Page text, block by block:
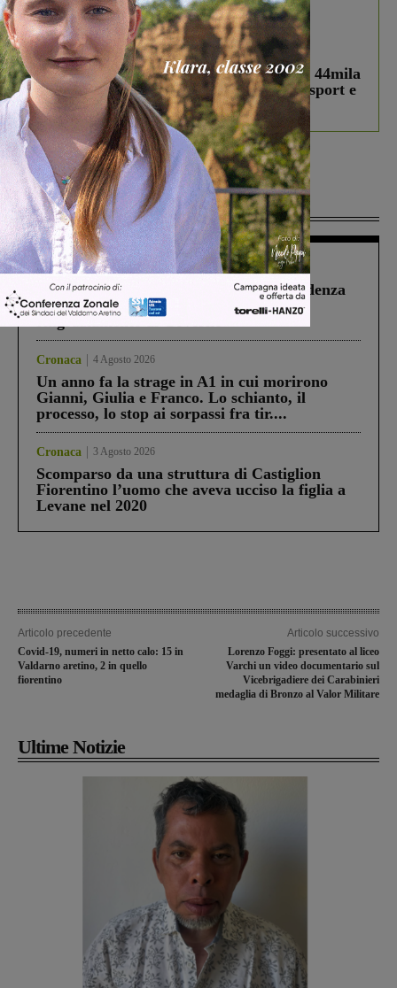
In vetrina 3 Agosto 2026
Estra Notizie agosto: Smart Cities, oltre 44mila
studenti coinvolti, torna il bando per lo sport e
debutta il podcast Estrair
Più lette
Figline Incisa Valdarno 1 Agosto 2026
Piscina di Figline finanziata oltre la scadenza
Pnrr, il gruppo di Fratelli d’Italia: “Un
ringraziamento al Governo”
Cronaca 4 Agosto 2026
Un anno fa la strage in A1 in cui morirono
Gianni, Giulia e Franco. Lo schianto, il
processo, lo stop ai sorpassi fra tir....
Cronaca 3 Agosto 2026
Scomparso da una struttura di Castiglion
Fiorentino l’uomo che aveva ucciso la figlia a
Levane nel 2020
Articolo precedente
Covid-19, numeri in netto calo: 15 in
Valdarno aretino, 2 in quello
fiorentino
Articolo successivo
Lorenzo Foggi: presentato al liceo
Varchi un video documentario sul
Vicebrigadiere dei Carabinieri
medaglia di Bronzo al Valor Militare
Ultime Notizie